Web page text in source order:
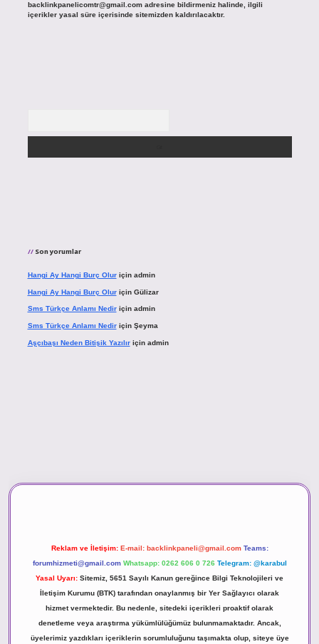
backlinkpanelicomtr@gmail.comadresine bildirmeniz halinde, ilgili
içerikler yasal süre içerisinde sitemizden kaldırılacaktır.
Son yorumlar
Hangi Ay Hangi Burç Oluriçin admin
Hangi Ay Hangi Burç Oluriçin Gülizar
Sms Türkçe Anlamı Nediriçin admin
Sms Türkçe Anlamı Nediriçin Şeyma
Aşçıbaşı Neden Bitişik Yazılıriçin admin
Reklam ve İletişim: E-mail: backlinkpaneli@gmail.com Teams:
forumhizmeti@gmail.com Whatsapp: 0262 606 0 726 Telegram: @karabul
Yasal Uyarı: Sitemiz, 5651 Sayılı Kanun gereğince Bilgi Teknolojileri ve
İletişim Kurumu (BTK) tarafından onaylanmış bir Yer Sağlayıcı olarak
hizmet vermektedir. Bu nedenle, sitedeki içerikleri proaktif olarak
denetleme veya araştırma yükümlülüğümüz bulunmamaktadır. Ancak,
üyelerimiz yazdıkları içeriklerin sorumluluğunu taşımakta olup, siteye üye